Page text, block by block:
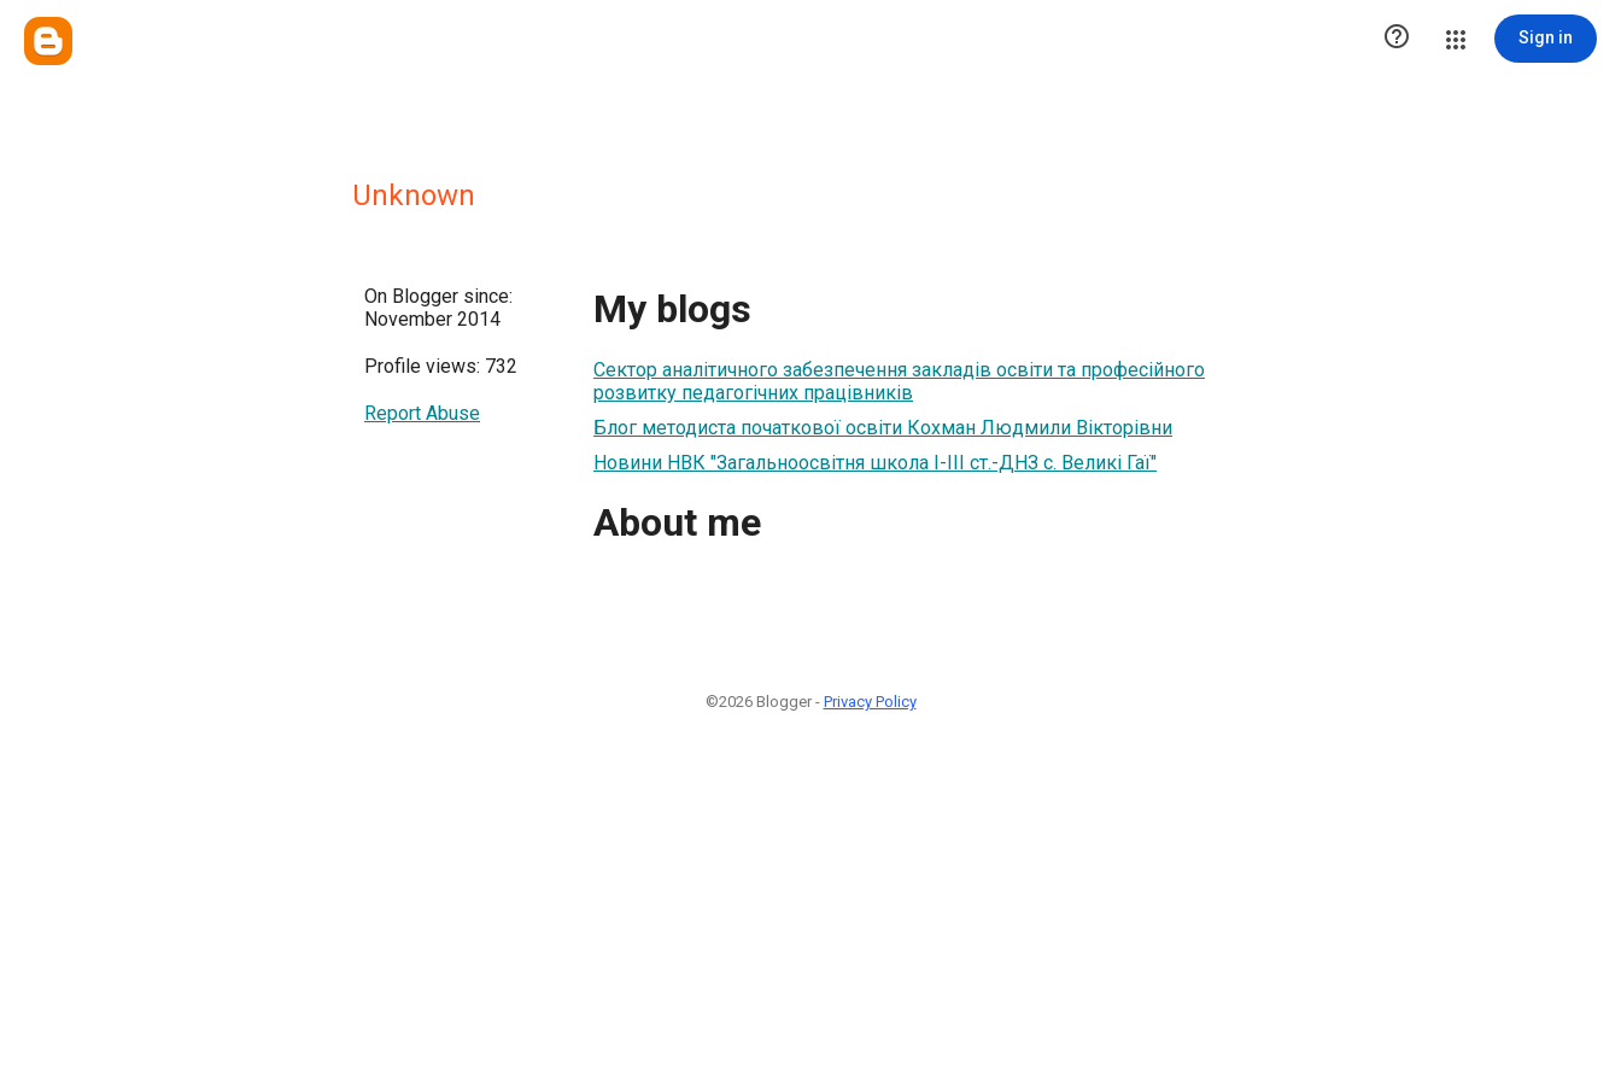
 Sign in
Unknown
On Blogger since:
November 2014
Profile views: 732
Report Abuse
My blogs
Сектор аналітичного забезпечення закладів освіти та професійного
розвитку педагогічних працівників
Блог методиста початкової освіти Кохман Людмили Вікторівни
Новини НВК "Загальноосвітня школа І-ІІІ ст.-ДНЗ с. Великі Гаї"
About me
©2026 Blogger - Privacy Policy